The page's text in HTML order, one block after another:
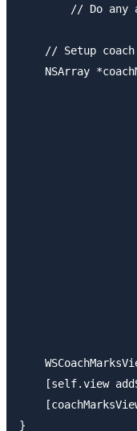
// Setup coach
NSArray
[self.view